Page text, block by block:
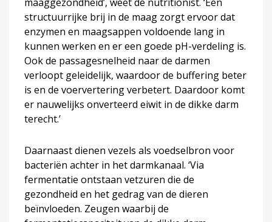
structuurrijke brij in de maag zorgt ervoor dat
enzymen en maagsappen voldoende lang in
kunnen werken en er een goede pH-verdeling is.
Ook de passagesnelheid naar de darmen
verloopt geleidelijk, waardoor de buffering beter
is en de voervertering verbetert. Daardoor komt
er nauwelijks onverteerd eiwit in de dikke darm
terecht.’
Daarnaast dienen vezels als voedselbron voor
bacteriën achter in het darmkanaal. ‘Via
fermentatie ontstaan vetzuren die de
gezondheid en het gedrag van de dieren
beïnvloeden. Zeugen waarbij de